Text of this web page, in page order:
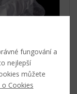
fungování a
nejlepší
můžete
Cookies